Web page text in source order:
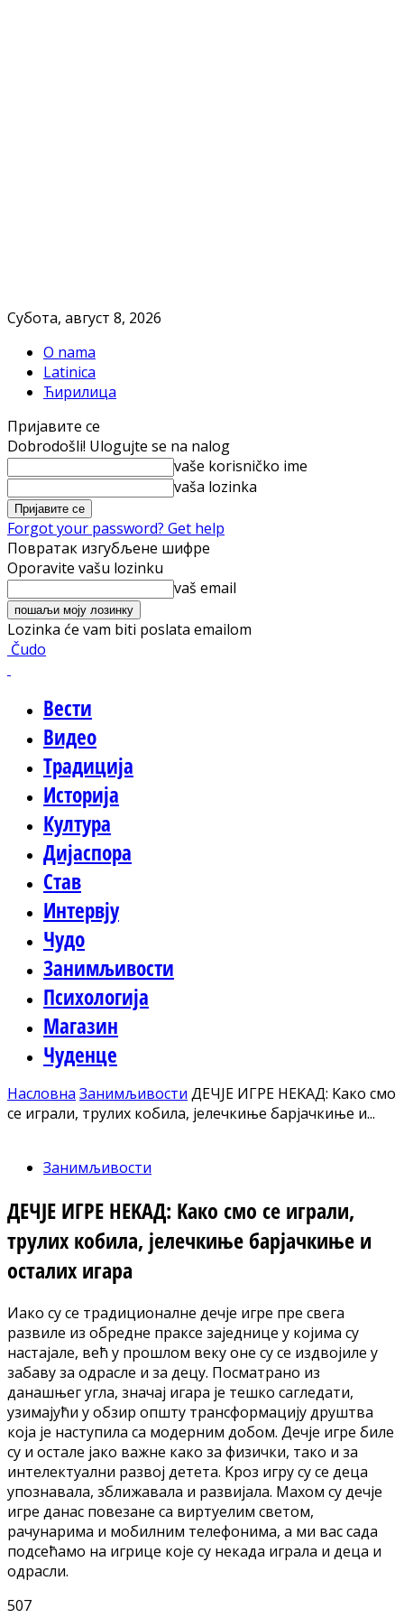
Субота, август 8, 2026
O nama
Latinica
Ћирилица
Пријавите се
Dobrodošli! Ulogujte se na nalog
vaše korisničko ime
vaša lozinka
Forgot your password? Get help
Повратак изгубљене шифре
Oporavite vašu lozinku
vaš email
Lozinka će vam biti poslata emailom
Čudo
Вести
Видео
Традиција
Историја
Култура
Дијаспора
Став
Интервју
Чудо
Занимљивости
Психологија
Магазин
Чуденце
Насловна Занимљивости ДЕЧЈЕ ИГРЕ НЕKАД: Kако смо
се играли, трулих кобила, јелечкиње барјачкиње и...
Занимљивости
ДЕЧЈЕ ИГРЕ НЕKАД: Kако смо се играли,
трулих кобила, јелечкиње барјачкиње и
осталих игара
Иако су се традиционалне дечје игре пре свега
развиле из обредне праксе заједнице у којима су
настајале, већ у прошлом веку оне су се издвојиле у
забаву за одрасле и за децу. Посматрано из
данашњег угла, значај игара је тешко сагледати,
узимајући у обзир општу трансформацију друштва
која је наступила са модерним добом. Дечје игре биле
су и остале јако важне како за физички, тако и за
интелектуални развој детета. Kроз игру су се деца
упознавала, зближавала и развијала. Махом су дечје
игре данас повезане са виртуелим светом,
рачунарима и мобилним телефонима, а ми вас сада
подсећамо на игрице које су некада играла и деца и
одрасли.
507